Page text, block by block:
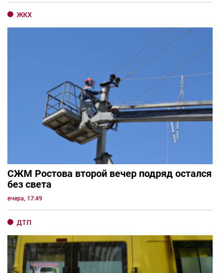
ЖКХ
СЖМ Ростова второй вечер подряд остался
без света
вчера, 17:49
ДТП